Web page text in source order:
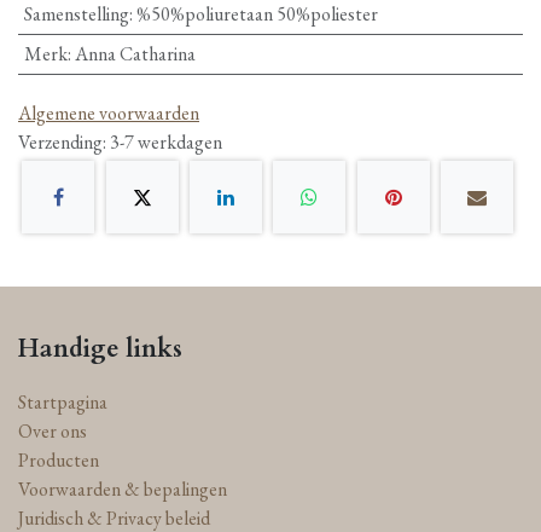
Samenstelling:%50%poliuretaan 50%poliester
Merk:Anna Catharina
Algemene voorwaarden
Verzending: 3-7 werkdagen
Handige links
Startpagina
Over ons
Producten
Voorwaarden & bepalingen
Juridisch & Privacy beleid